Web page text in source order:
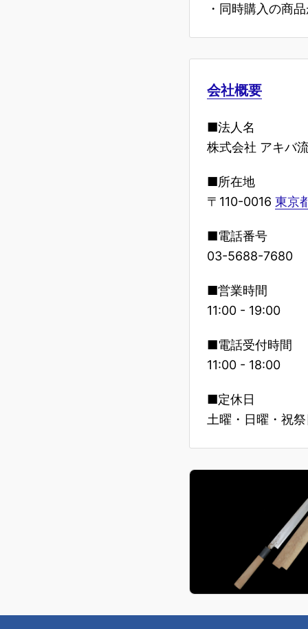
・同時購入の商
会社概要
■法人名
株式会社 アキバ
■所在地
〒110-0016 東京
■電話番号
03-5688-7680
■営業時間
11:00 - 19:00
■電話受付時間
11:00 - 18:00
■定休日
土曜・日曜・祝